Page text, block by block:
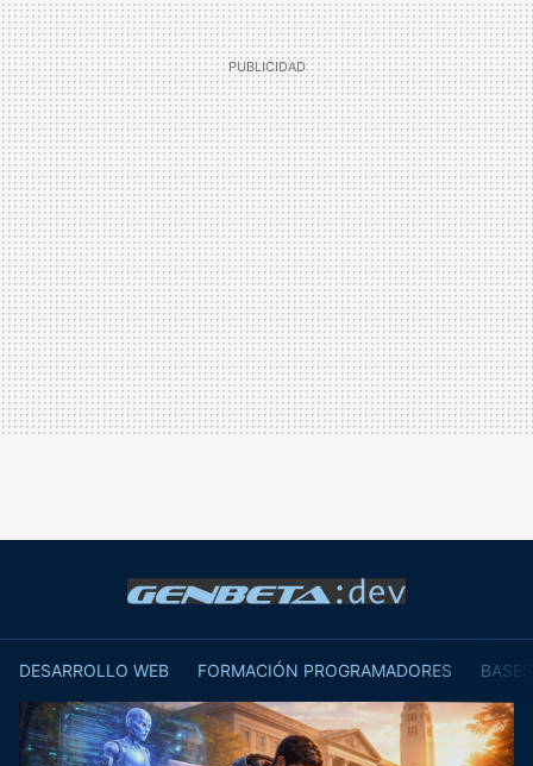
DESARROLLO WEB FORMACIÓN PROGRAMADORES